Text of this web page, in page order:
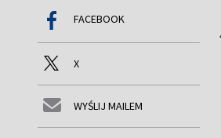
FACEBOOK
X
WYŚLIJ MAILEM